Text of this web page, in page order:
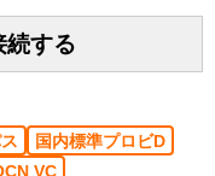
続する
国内標準プロビD
VC